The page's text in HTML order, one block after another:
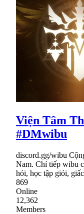
Viện Tâm
#DMwibu
discord.gg/wibu
Nam. Chỉ tiếp wibu
hỏi, học tập giỏi,
869
Online
12,362
Members